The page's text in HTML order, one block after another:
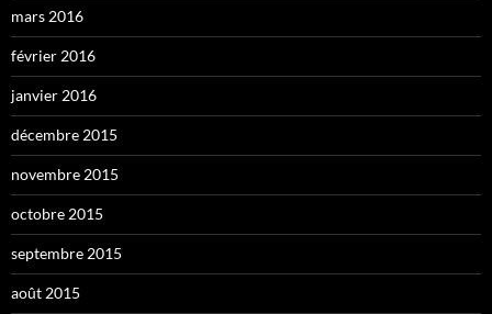
mars 2016
février 2016
janvier 2016
décembre 2015
novembre 2015
octobre 2015
septembre 2015
août 2015